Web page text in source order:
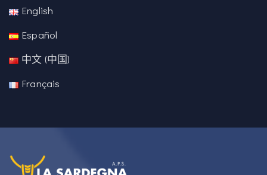
English
Español
中文 (中国)
Français